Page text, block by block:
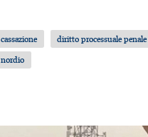
cassazione
diritto processuale penale
nordio